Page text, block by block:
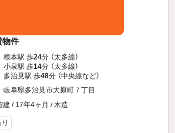
物件
根本駅 歩24分 （太多線）
小泉駅 歩14分 （太多線）
多治見駅 歩48分 （中央線など）
岐阜県多治見市大原町７丁目
建 / 17年4ヶ月 / 木造